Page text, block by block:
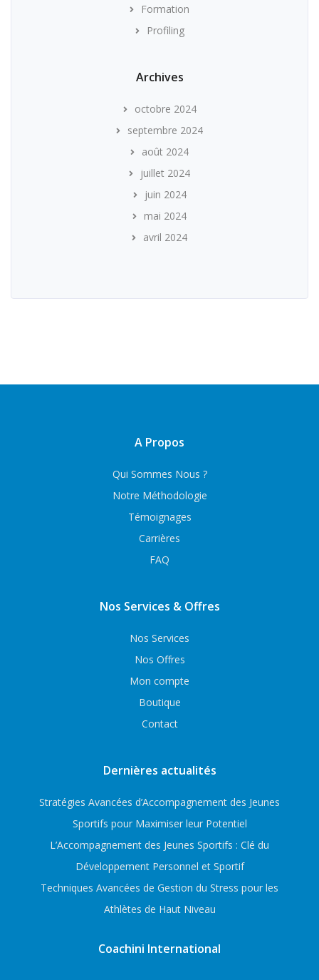
Formation
Profiling
Archives
octobre 2024
septembre 2024
août 2024
juillet 2024
juin 2024
mai 2024
avril 2024
A Propos
Qui Sommes Nous ?
Notre Méthodologie
Témoignages
Carrières
FAQ
Nos Services & Offres
Nos Services
Nos Offres
Mon compte
Boutique
Contact
Dernières actualités
Stratégies Avancées d’Accompagnement des Jeunes
Sportifs pour Maximiser leur Potentiel
L’Accompagnement des Jeunes Sportifs : Clé du
Développement Personnel et Sportif
Techniques Avancées de Gestion du Stress pour les
Athlètes de Haut Niveau
Coachini International